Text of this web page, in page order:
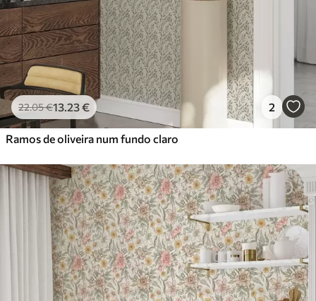
22.05€13.23€ 2
Ramos de oliveira num fundo claro